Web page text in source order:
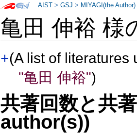
亀田 伸裕 様
+(A list of literatures
"亀田 伸裕")
共著回数と共
author(s))
AIST >GSJ > MIYAGI(the Author)